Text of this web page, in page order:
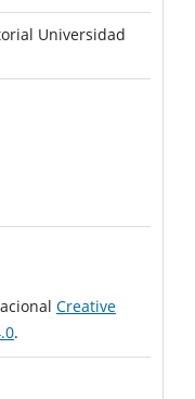
Universidad
Creative
.